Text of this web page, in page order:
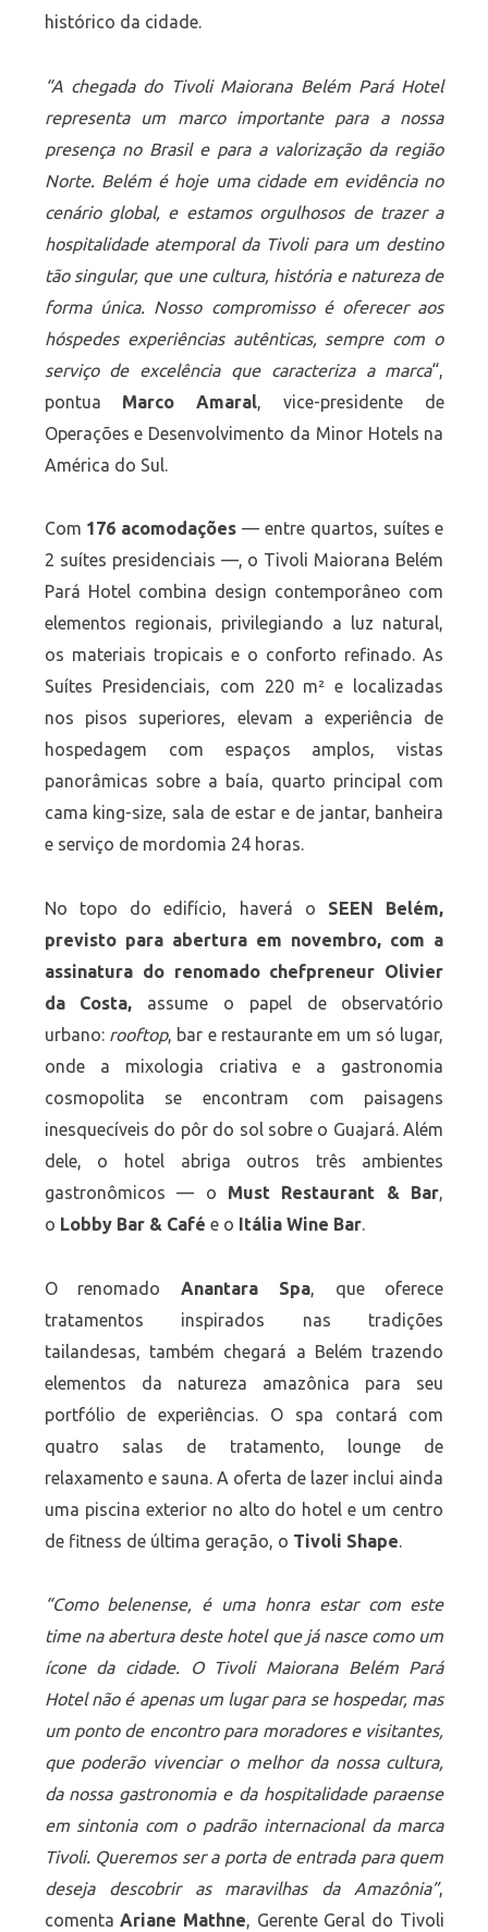
histórico da cidade.
“A chegada do Tivoli Maiorana Belém Pará Hotel
representa um marco importante para a nossa
presença no Brasil e para a valorização da região
Norte. Belém é hoje uma cidade em evidência no
cenário global, e estamos orgulhosos de trazer a
hospitalidade atemporal da Tivoli para um destino
tão singular, que une cultura, história e natureza de
forma única. Nosso compromisso é oferecer aos
hóspedes experiências autênticas, sempre com o
serviço de excelência que caracteriza a marca“,
pontua Marco Amaral, vice-presidente de
Operações e Desenvolvimento da Minor Hotels na
América do Sul.
Com 176 acomodações — entre quartos, suítes e
2 suítes presidenciais —, o Tivoli Maiorana Belém
Pará Hotel combina design contemporâneo com
elementos regionais, privilegiando a luz natural,
os materiais tropicais e o conforto refinado. As
Suítes Presidenciais, com 220 m² e localizadas
nos pisos superiores, elevam a experiência de
hospedagem com espaços amplos, vistas
panorâmicas sobre a baía, quarto principal com
cama king-size, sala de estar e de jantar, banheira
e serviço de mordomia 24 horas.
No topo do edifício, haverá o SEEN Belém,
previsto para abertura em novembro, com a
assinatura do renomado chefpreneur Olivier
da Costa, assume o papel de observatório
urbano: rooftop, bar e restaurante em um só lugar,
onde a mixologia criativa e a gastronomia
cosmopolita se encontram com paisagens
inesquecíveis do pôr do sol sobre o Guajará. Além
dele, o hotel abriga outros três ambientes
gastronômicos — o Must Restaurant & Bar,
o Lobby Bar & Café e o Itália Wine Bar.
O renomadoAnantara Spa, que oferece
tratamentos inspirados nas tradições
tailandesas, também chegará a Belém trazendo
elementos da natureza amazônica para seu
portfólio de experiências. O spa contará com
quatro salas de tratamento, lounge de
relaxamento e sauna. A oferta de lazer inclui ainda
uma piscina exterior no alto do hotel e um centro
de fitness de última geração, o Tivoli Shape.
“Como belenense, é uma honra estar com este
time na abertura deste hotel que já nasce como um
ícone da cidade. O Tivoli Maiorana Belém Pará
Hotel não é apenas um lugar para se hospedar, mas
um ponto de encontro para moradores e visitantes,
que poderão vivenciar o melhor da nossa cultura,
da nossa gastronomia e da hospitalidade paraense
em sintonia com o padrão internacional da marca
Tivoli. Queremos ser a porta de entrada para quem
deseja descobrir as maravilhas da Amazônia”,
comentaAriane Mathne, Gerente Geral do Tivoli